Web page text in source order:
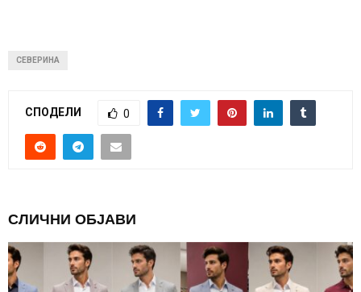
СЕВЕРИНА
СПОДЕЛИ 0
СЛИЧНИ ОБЈАВИ